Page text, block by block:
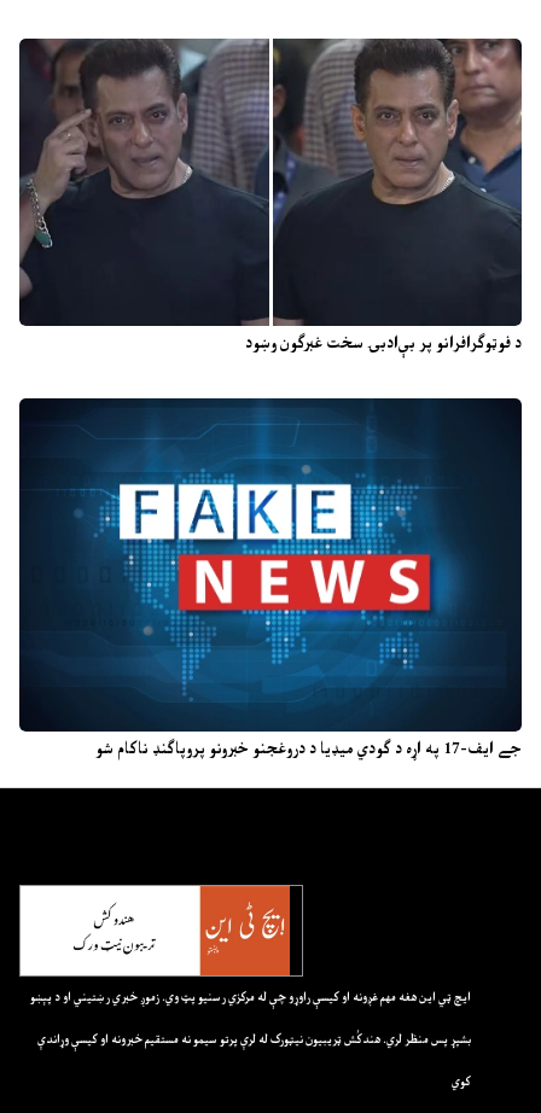
د فوټوګرافرانو پر بې‌ادبۍ سخت غبرګون وښود
جے ایف-17 په اړه د ګودي میډیا د دروغجنو خبرونو پروپاګنډ ناکام شو
ايچ ټي اين هغه مهم غږونه او کيسې راوړو چې له مرکزي رسنيو پټ وي. زموږ خبري رښتيني او د پېښو
بشپړ پس منظر لري. هندکُش ټريبيون نيټورک له لرې پرتو سيمو نه مستقيم خبرونه او کيسې وړاندې
کوي